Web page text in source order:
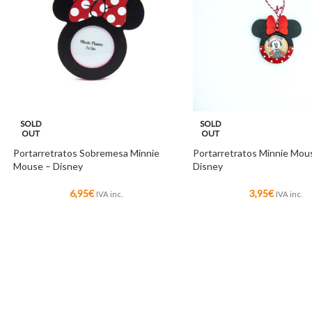
SOLD
OUT
Portarretratos Sobremesa Minnie
Mouse – Disney
6,95€ IVA inc.
SOLD
OUT
Portarretratos Minnie
Disney
3,95€ IVA inc.